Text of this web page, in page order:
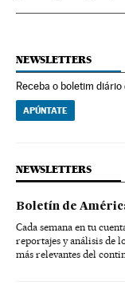
NEWSLETTERS
Receba o boletim diário
APÚNTATE
NEWSLETTERS
Boletín de
Cada semana en tu
reportajes y análisis de
más relevantes del